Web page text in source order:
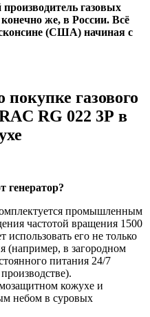
газовых
же, в России. Всё
(США) начиная с
покупке газового
RG 022 3P в
генератор?
промышленным
частотой вращения 1500
использовать его не только
(например, в загородном
питания 24/7
кожухе и
небом в суровых